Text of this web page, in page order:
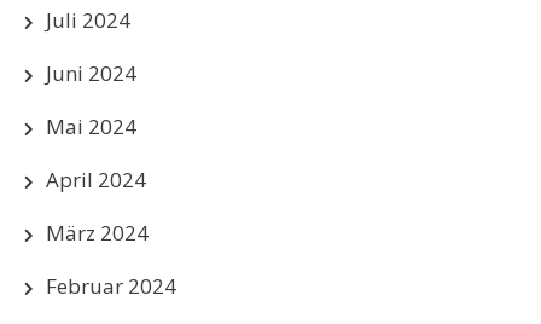
Juli 2024
Juni 2024
Mai 2024
April 2024
März 2024
Februar 2024